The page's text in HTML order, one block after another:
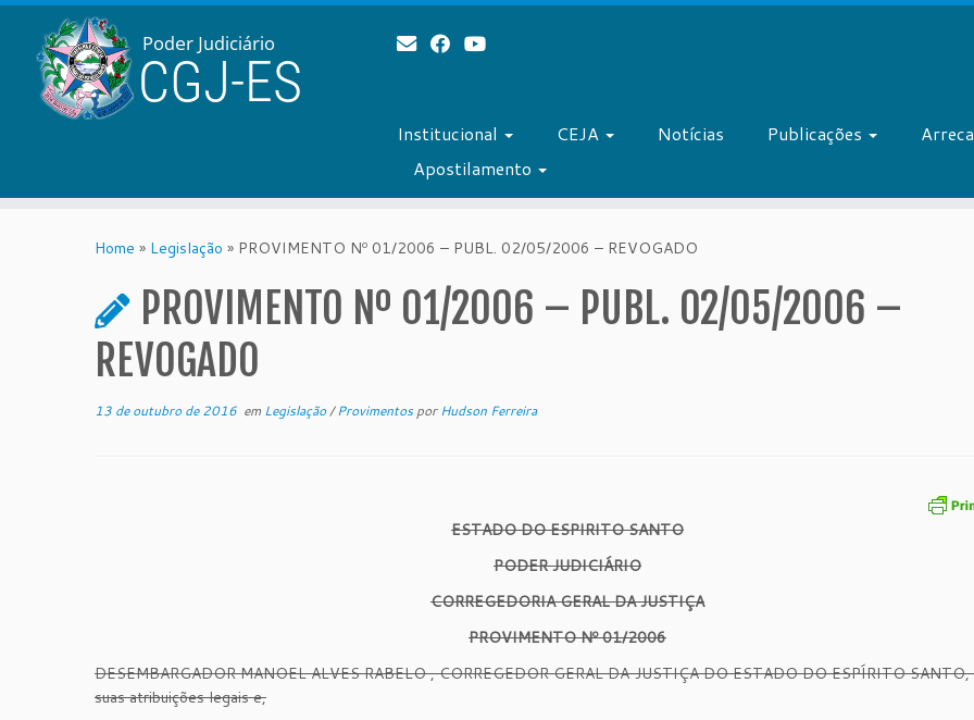
Institucional CEJA Notícias Publicações
Apostilamento
Home » Legislação » PROVIMENTO Nº 01/2006 – PUBL. 02/05/2006 – REVOGADO
PROVIMENTO Nº 01/2006 – PUBL. 02/05/2006 –
REVOGADO
13 de outubro de 2016 em Legislação/ProvimentosporHudson Ferreira
ESTADO DO ESPIRITO SANTO
PODER JUDICIÁRIO
CORREGEDORIA GERAL DA JUSTIÇA
PROVIMENTO Nº 01/2006
DESEMBARGADOR MANOEL ALVES RABELO , CORREGEDOR GERAL DA JUSTIÇA DO ESTADO DO ESPÍRITO SANTO,
suas atribuições legais e,